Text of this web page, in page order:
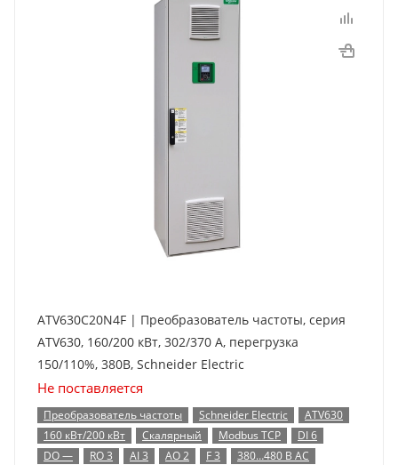
ATV630C20N4F | Преобразователь частоты, серия
ATV630, 160/200 кВт, 302/370 А, перегрузка
150/110%, 380B, Schneider Electric
Не поставляется
Преобразователь частоты Schneider Electric
ATV630
160 кВт/200 кВт
Скалярный Modbus TCP
DI 6
DO —
RO 3 AI 3 AO 2 F 3 380…480 В AC